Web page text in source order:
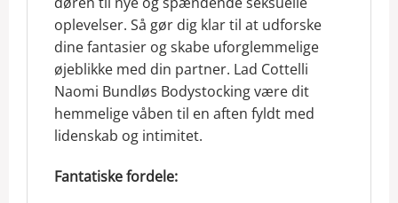
oplevelser. Så gør dig klar til at udforske
dine fantasier og skabe uforglemmelige
øjeblikke med din partner. Lad Cottelli
Naomi Bundløs Bodystocking være dit
hemmelige våben til en aften fyldt med
lidenskab og intimitet.
Fantatiske fordele: